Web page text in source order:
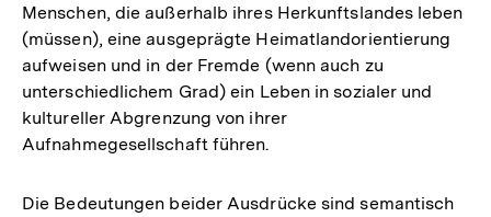
Menschen, die außerhalb ihres Herkunftslandes leben
(müssen), eine ausgeprägte Heimatlandorientierung
aufweisen und in der Fremde (wenn auch zu
unterschiedlichem Grad) ein Leben in sozialer und
kultureller Abgrenzung von ihrer
Aufnahmegesellschaft führen.
Die Bedeutungen beider Ausdrücke sind semantisch